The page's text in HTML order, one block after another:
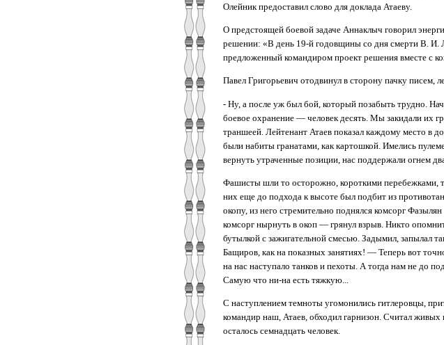
Олейник предоставил слово для доклада Атаеву.
О предстоящей боевой задаче Аннаклыч говорил
решении: «В день 19-й годовщины со дня смерти В. И.
предложенный командиром проект решения вместе с
Павел Григорьевич отодвинул в сторону пачку писем,
‑ Ну, а после уж был бой, который позабыть трудно.
боевое охранение — человек десять. Мы закидали их
траншеей. Лейтенант Атаев показал каждому место в
были набиты гранатами, как картошкой. Имелись
вернуть утраченные позиции, нас поддержали огнем
Фашисты шли то осторожно, короткими перебежками,
них еще до подхода к высоте был подбит из
окопу, из него стремительно поднялся комсорг
комсорг нырнуть в окоп — грянул взрыв. Никто
бутылкой с зажигательной смесью. Задымил, запылал
Бащиров, как на показных занятиях! — Теперь вот
на нас наступало танков и пехоты. А тогда нам не до
Самую что ни-на есть тяжкую...
С наступлением темноты угомонились гитлеровцы,
командир наш, Атаев, обходил гарнизон. Считал
осталось семнадцать человек.